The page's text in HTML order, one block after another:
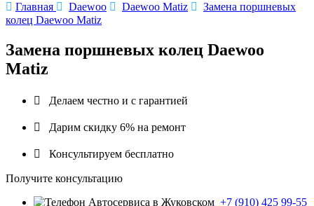
 Главная  Daewoo  Daewoo Matiz  Замена поршневых
колец Daewoo Matiz
Замена поршневых колец Daewoo
Matiz
 Делаем честно и с гарантией
 Дарим скидку 6% на ремонт
 Консультируем бесплатно
Получите консультацию
+7 (910) 425 99-55